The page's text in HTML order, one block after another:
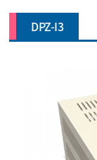
DPZ-I3